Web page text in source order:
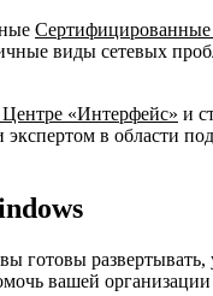
виды сетевых
«Интерфейс» и
в области
готовы развертывать,
вашей